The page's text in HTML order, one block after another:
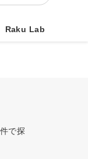
Raku Lab
で探